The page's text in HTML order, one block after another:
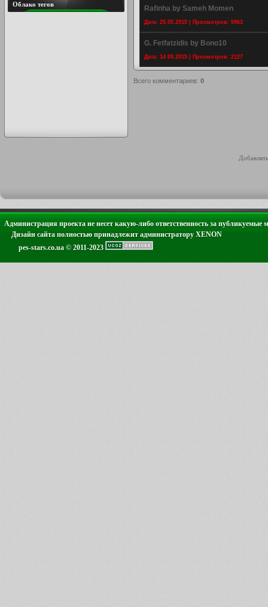
Rafinha by Sameh Momen
Дата: 25.05.2015 | Просмотров: 5963
G. Fetfatzidis by Bono10
Дата: 14.05.2015 | Просмотров: 2127
Всего комментариев: 0
Облако тегов
Администрация проекта не несет какую-либо ответственность за публикуемые
Дизайн сайта полностью принадлежит администратору XENON
pes-stars.co.ua © 2011-2023